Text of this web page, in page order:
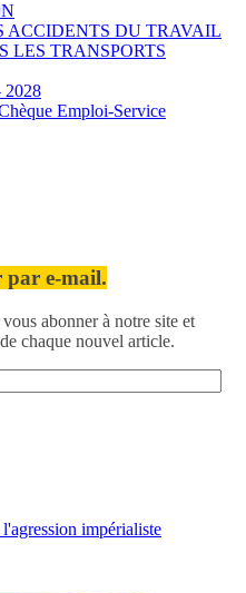
ACCIDENTS DU TRAVAIL
LES TRANSPORTS
2028
Emploi-Service
par e-mail.
abonner à notre site et
chaque nouvel article.
impérialiste